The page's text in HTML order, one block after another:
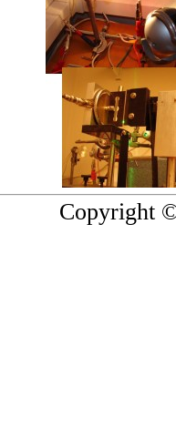
Copyright